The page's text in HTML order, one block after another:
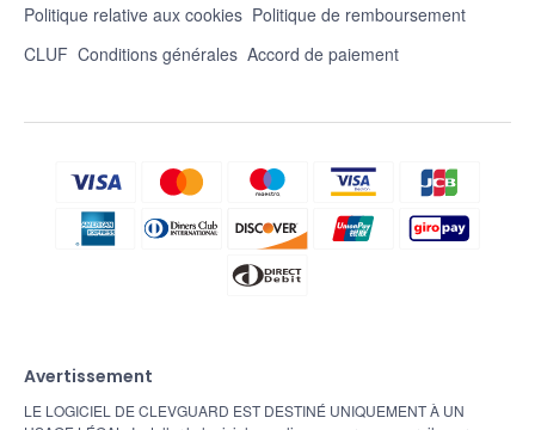
Politique relative aux cookies Politique de remboursement
CLUF Conditions générales Accord de paiement
Avertissement
LE LOGICIEL DE CLEVGUARD EST DESTINÉ UNIQUEMENT À UN